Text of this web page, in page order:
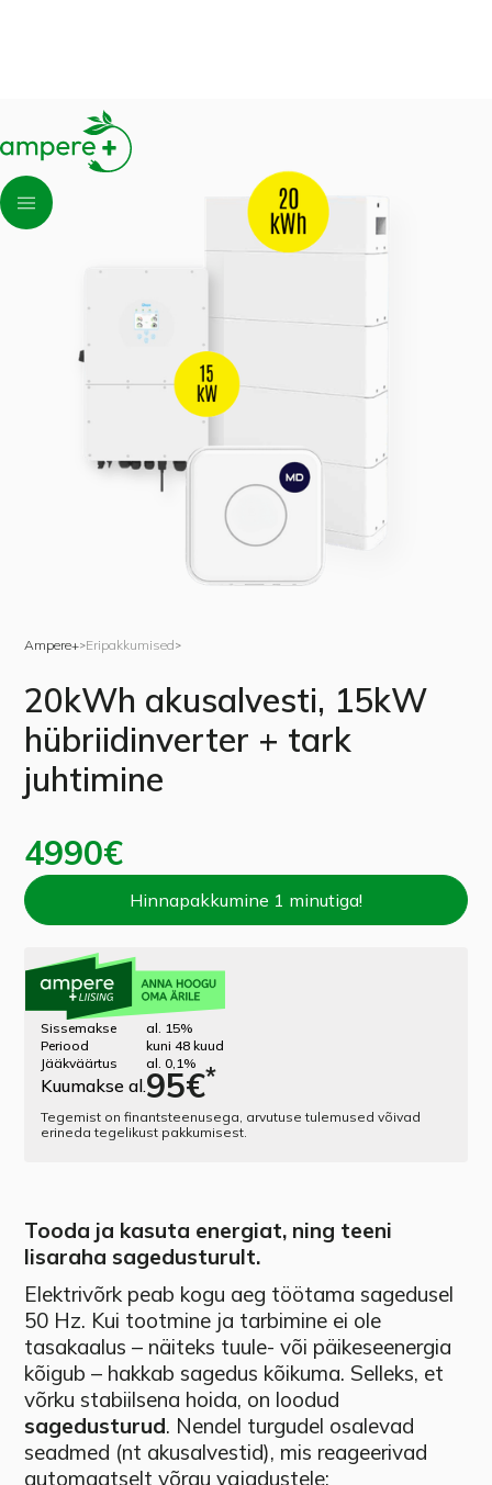
Ampere+>Eripakkumised>
20kWh akusalvesti, 15kW
hübriidinverter + tark
juhtimine
4990€
Hinnapakkumine 1 minutiga!
Sissemakse
al. 15%
Periood
kuni 48 kuud
Jääkväärtus
al. 0,1%
Kuumakse al.95€*
Tegemist on finantsteenusega, arvutuse tulemused võivad
erineda tegelikust pakkumisest.
Tooda ja kasuta energiat, ning teeni
lisaraha sagedusturult.
Elektrivõrk peab kogu aeg töötama sagedusel
50 Hz. Kui tootmine ja tarbimine ei ole
tasakaalus – näiteks tuule- või päikeseenergia
kõigub – hakkab sagedus kõikuma. Selleks, et
võrku stabiilsena hoida, on loodud
sagedusturud. Nendel turgudel osalevad
seadmed (nt akusalvestid), mis reageerivad
automaatselt võrgu vajadustele: